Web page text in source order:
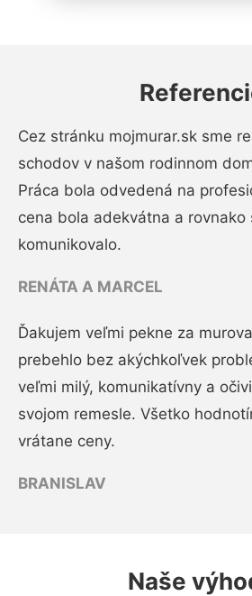
Cez stránku mojmurar.sk sme
schodov v našom rodinnom
Práca bola odvedená na
cena bola adekvátna a rovnako
komunikovalo.
RENÁTA A MARCEL
Ďakujem veľmi pekne za
prebehlo bez akýchkoľvek
veľmi milý, komunikatívny a
svojom remesle. Všetko
vrátane ceny.
BRANISLAV
Naše